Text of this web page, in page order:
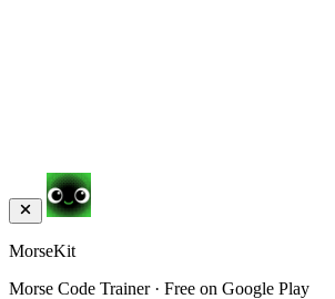
MorseKit
Morse Code Trainer · Free on Google Play